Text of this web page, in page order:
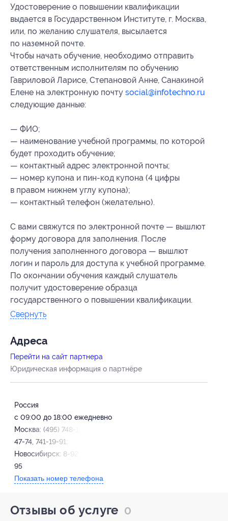
Удостоверение о повышении квалификации
выдается в Государственном Институте, г. Москва,
или, по желанию слушателя, высылается
по наземной почте.
Чтобы начать обучение, необходимо отправить
ответственным исполнителям по обучению
Гавриловой Ларисе, Степановой Анне, Санакиной
Елене на электронную почту social@infotechno.ru
следующие данные:
— ФИО;
— наименование учебной программы, по которой
будет проходить обучение;
— контактный адрес электронной почты;
— номер купона и пин-код купона (4 цифры
в правом нижнем углу купона);
— контактный телефон (желательно).
С вами свяжутся по электронной почте — вышлют
форму договора для заполнения. После
получения заполненного договора — вышлют
логин и пароль для доступа к учебной программе.
По окончании обучения каждый слушатель
получит удостоверение образца
государственного о повышении квалификации.
Свернуть
Адресa
Перейти на сайт партнера
Юридическая информация о партнёре
Россия
с 09:00 до 18:00 ежедневно
Москва: (495) 748-15-17, 642-
47-74, 741-19-91;
Новосибирск: 8-923-243-66-
95
Показать номер телефона
Отзывы об услуге 0